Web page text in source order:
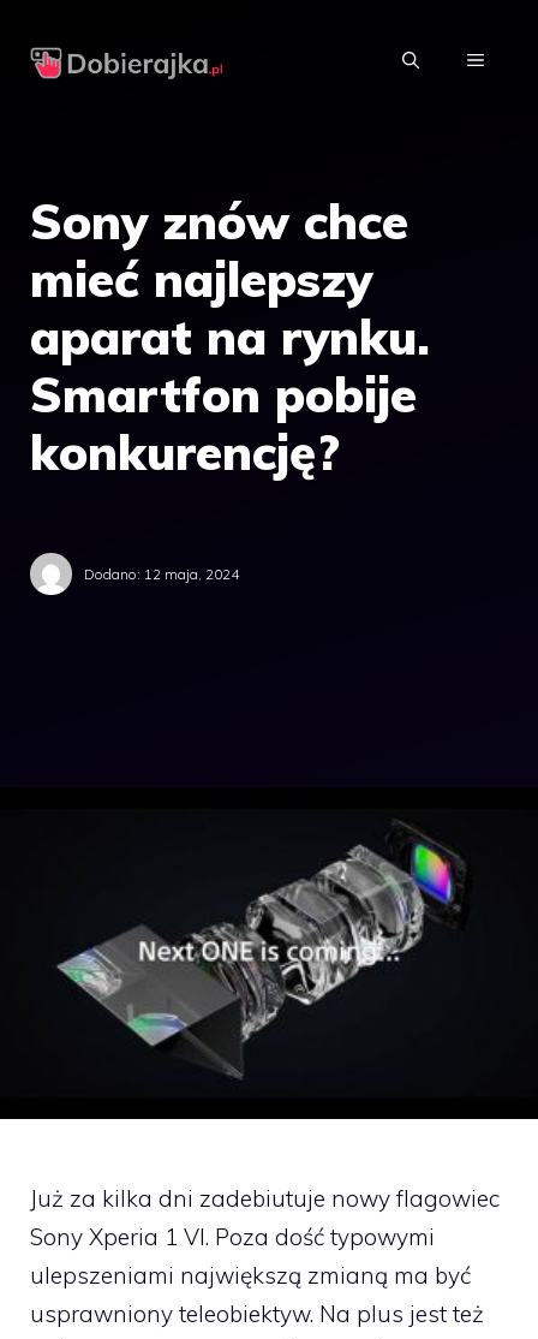
MENU
Sony znów chce
mieć najlepszy
aparat na rynku.
Smartfon pobije
konkurencję?
Dodano: 12 maja, 2024
Już za kilka dni zadebiutuje nowy flagowiec
Sony Xperia 1 VI. Poza dość typowymi
ulepszeniami największą zmianą ma być
usprawniony teleobiektyw. Na plus jest też